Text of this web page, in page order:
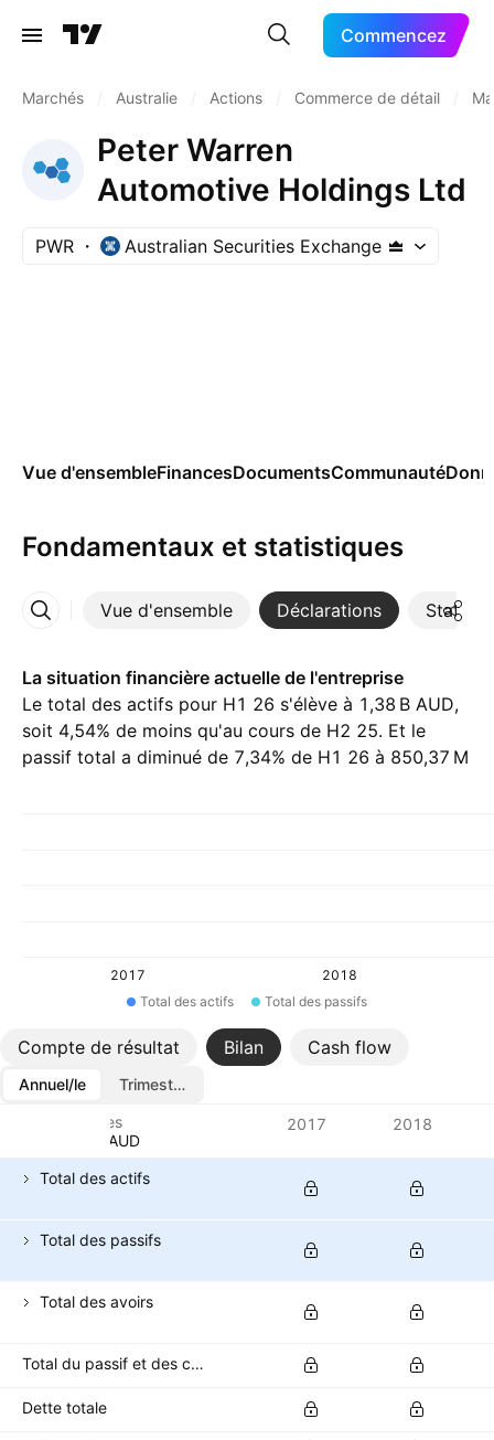
Commencez
Marchés Australie Actions Commerce de détail
Peter Warren
Automotive Holdings Ltd
PWR Australian Securities Exchange
Vue d'ensembleFinancesDocumentsCommunauté
Fondamentaux et statistiques
Vue d'ensemble Déclarations
Plus
La situation financière actuelle de l'entreprise
Le total des actifs pour H1 26 s'élève à ‪1,38 B‬ AUD,
soit 4,54% de moins qu'au cours de H2 25. Et le
passif total a diminué de 7,34% de H1 26 à ‪850,37 M‬
2017
2018
Total des actifs
Total des passifs
Compte de résultat Bilan Cash flow
Annuel/le
Trimestriel/le
Métriques
Devise: AUD
2017 2018
Total des actifs
Total des passifs
Total des avoirs
Total du passif et des capitaux propres
Dette totale